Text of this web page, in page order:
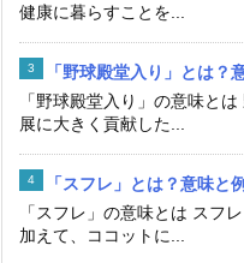
健康に暮らすことを...
「野球殿堂入り」とは？
「野球殿堂入り」の意味と
展に大きく貢献した...
「スフレ」とは？意味と
「スフレ」の意味とは スフ
加えて、ココットに...